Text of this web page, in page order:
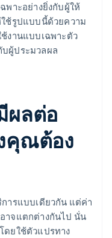
พาะอย่างยิ่งกับผู้ให้
ใช้รูปแบบนี้ด้วยความ
งานแบบเฉพาะตัว
ผู้ประมวลผล
ผลต่อ
คุณต้อง
ารแบบเดียวกัน แต่ค่า
าจแตกต่างกันไป นั่น
ดยใช้ตัวแปรทาง